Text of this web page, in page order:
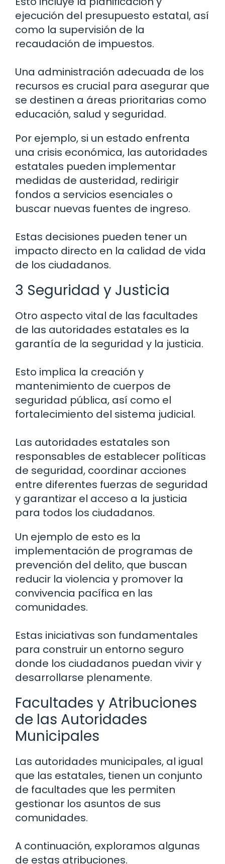
ejecución del presupuesto estatal, así
como la supervisión de la
recaudación de impuestos.
Una administración adecuada de los
recursos es crucial para asegurar que
se destinen a áreas prioritarias como
educación, salud y seguridad.
Por ejemplo, si un estado enfrenta
una crisis económica, las autoridades
estatales pueden implementar
medidas de austeridad, redirigir
fondos a servicios esenciales o
buscar nuevas fuentes de ingreso.
Estas decisiones pueden tener un
impacto directo en la calidad de vida
de los ciudadanos.
3 Seguridad y Justicia
Otro aspecto vital de las facultades
de las autoridades estatales es la
garantía de la seguridad y la justicia.
Esto implica la creación y
mantenimiento de cuerpos de
seguridad pública, así como el
fortalecimiento del sistema judicial.
Las autoridades estatales son
responsables de establecer políticas
de seguridad, coordinar acciones
entre diferentes fuerzas de seguridad
y garantizar el acceso a la justicia
para todos los ciudadanos.
Un ejemplo de esto es la
implementación de programas de
prevención del delito, que buscan
reducir la violencia y promover la
convivencia pacífica en las
comunidades.
Estas iniciativas son fundamentales
para construir un entorno seguro
donde los ciudadanos puedan vivir y
desarrollarse plenamente.
Facultades y Atribuciones
de las Autoridades
Municipales
Las autoridades municipales, al igual
que las estatales, tienen un conjunto
de facultades que les permiten
gestionar los asuntos de sus
comunidades.
A continuación, exploramos algunas
de estas atribuciones.